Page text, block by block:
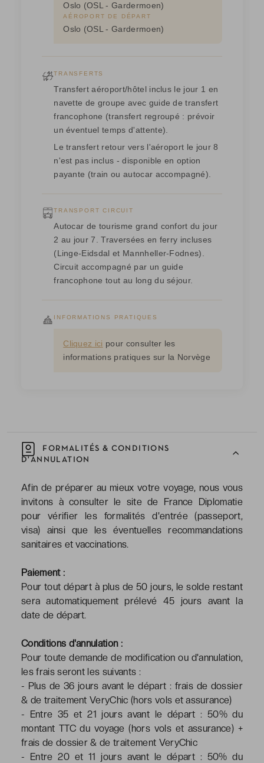
Oslo (OSL - Gardermoen)
AÉROPORT DE DÉPART
Oslo (OSL - Gardermoen)
TRANSFERTS
Transfert aéroport/hôtel inclus le jour 1 en
navette de groupe avec guide de transfert
francophone (transfert regroupé : prévoir
un éventuel temps d'attente).
Le transfert retour vers l'aéroport le jour 8
n'est pas inclus - disponible en option
payante (train ou autocar accompagné).
TRANSPORT CIRCUIT
Autocar de tourisme grand confort du jour
2 au jour 7. Traversées en ferry incluses
(Linge-Eidsdal et Mannheller-Fodnes).
Circuit accompagné par un guide
francophone tout au long du séjour.
INFORMATIONS PRATIQUES
Cliquez ici pour consulter les
informations pratiques sur la Norvège
FORMALITÉS & CONDITIONS
D'ANNULATION
Afin de préparer au mieux votre voyage, nous vous
invitons à consulter le site de France Diplomatie
pour vérifier les formalités d'entrée (passeport,
visa) ainsi que les éventuelles recommandations
sanitaires et vaccinations.
Paiement :
Pour tout départ à plus de 50 jours, le solde restant
sera automatiquement prélevé 45 jours avant la
date de départ.
Conditions d'annulation :
Pour toute demande de modification ou d'annulation,
les frais seront les suivants :
- Plus de 36 jours avant le départ : frais de dossier
& de traitement VeryChic (hors vols et assurance)
- Entre 35 et 21 jours avant le départ : 50% du
montant TTC du voyage (hors vols et assurance) +
frais de dossier & de traitement VeryChic
- Entre 20 et 11 jours avant le départ : 50% du